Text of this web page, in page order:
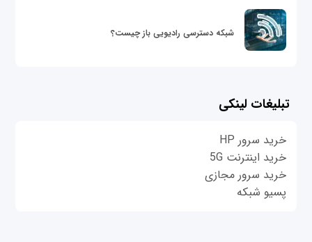
شبکه دسترسی رادیویی باز چیست؟
تبلیغات لینکی
خرید سرور HP
خرید اینترنت 5G
خرید سرور مجازی
پسیو شبکه